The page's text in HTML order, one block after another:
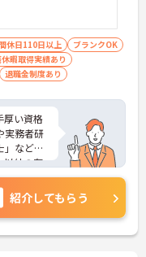
めてい
休日110日以上
ブランクOK
暇取得実績あり
退職金制度あり
厚い資格
実務者研
」などの
以外の有
が支給さ
プに挑
スケジュ
ビス提供
め、訪問
紹介してもらう